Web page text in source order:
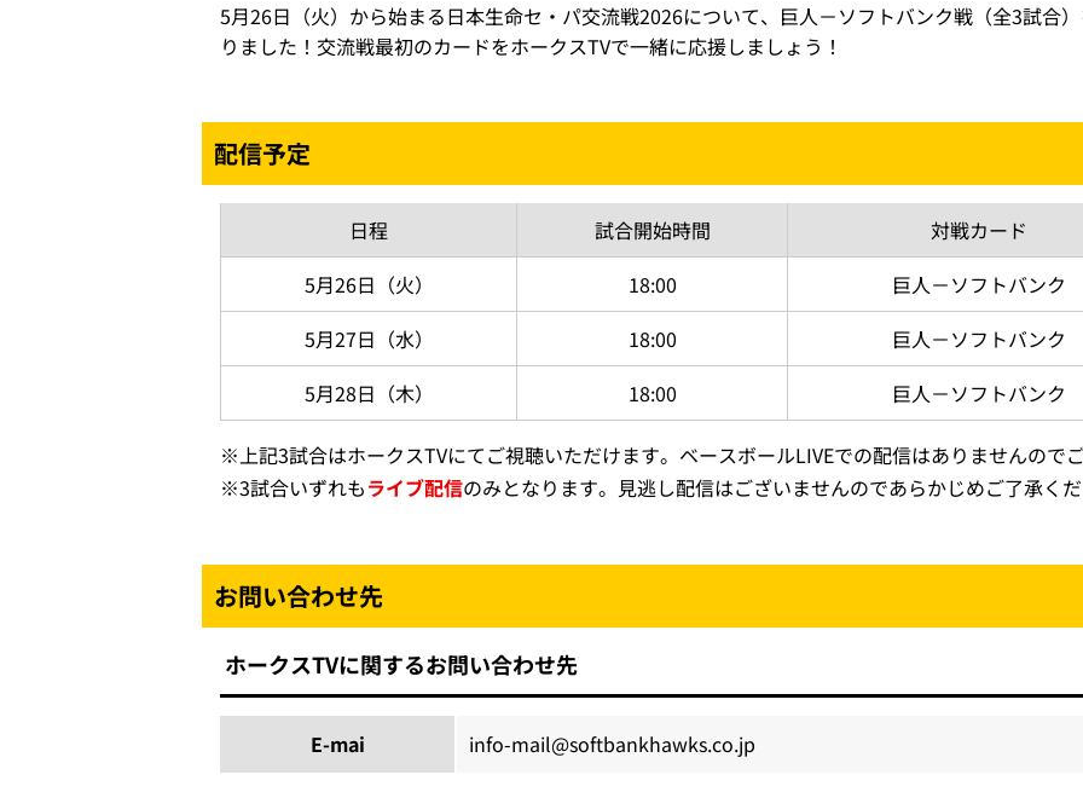
5月26日（火）から始まる日本生命セ・パ交流戦2026について、巨人－ソフトバンク戦（全3試合
りました！交流戦最初のカードをホークスTVで一緒に応援しましょう！
配信予定
日程 試合開始時間
対戦カード
5月26日 （火） 18:00
巨人－ソフトバンク
5月27日 （水） 18:00
巨人－ソフトバンク
5月28日 （木） 18:00 巨人－ソフトバンク
※上記3試合はホークスTVにてご視聴いただけます。ベースボールLIVEでの配信はありませんので
※3試合いずれもライブ配信のみとなります。見逃し配信はございませんのであらかじめご了承く
お問い合わせ先
ホークスTVに関するお問い合わせ先
E-mai info-mail@softbankhawks.co.jp